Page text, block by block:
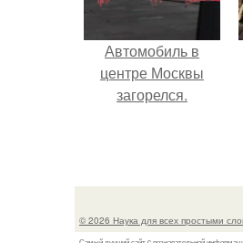
Автомобиль в
центре Москвы
загорелся.
© 2026 Наука для всех простыми